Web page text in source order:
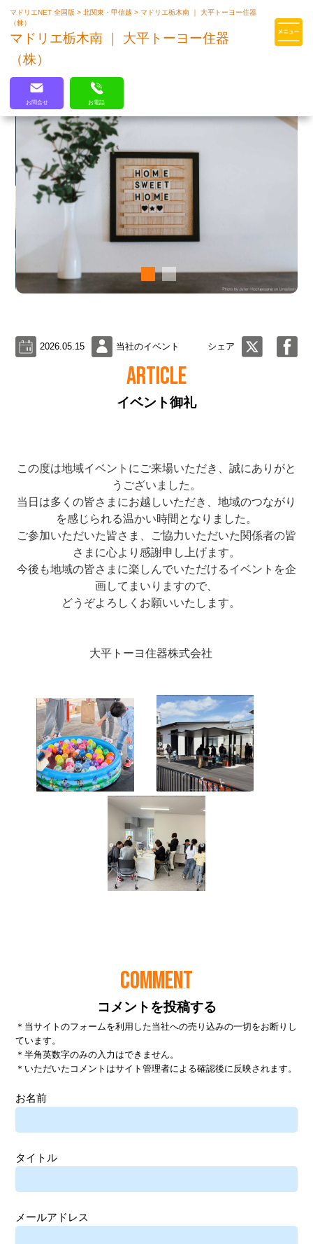
マドリエはLIXILの厳しい基準を
マドリエNET 全国版>北関東・甲信越>マドリエ栃木南 ｜ 大平トーヨー住器
（株）
マドリエ栃木南 ｜ 大平トーヨー住器
（株）
お問合せ お電話
2026.05.15 当社のイベント シェア
ARTICLE
イベント御礼
COMMENT
コメントを投稿する
＊当サイトのフォームを利用した当社への売り込みの一切をお断りし
ています。
＊半角英数字のみの入力はできません。
＊いただいたコメントはサイト管理者による確認後に反映されます。
お名前
タイトル
メールアドレス